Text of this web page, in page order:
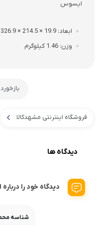
ایسوس
ابعاد 19.9 × 214.5 × 326.9 میلی متر
وزن 1.46 کیلوگرم
بازخورد
فروشگاه اینترنتی مشهدکالا
دیدگاه ها
دیدگاه خود را
شناسه